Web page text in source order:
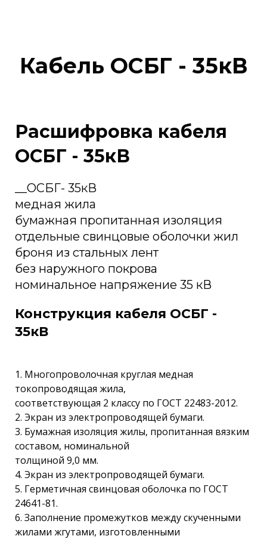
Кабель ОСБГ - 35кВ
Расшифровка кабеля
ОСБГ - 35кВ
__ОСБГ- 35кВ
медная жила
бумажная пропитанная изоляция
отдельные свинцовые оболочки жил
броня из стальных лент
без наружного покрова
номинальное напряжение 35 кВ
Конструкция кабеля ОСБГ -
35кВ
1. Многопроволочная круглая медная
токопроводящая жила,
соответствующая 2 классу по ГОСТ 22483-2012.
2. Экран из электропроводящей бумаги.
3. Бумажная изоляция жилы, пропитанная вязким
составом, номинальной
толщиной 9,0 мм.
4. Экран из электропроводящей бумаги.
5. Герметичная свинцовая оболочка по ГОСТ
24641-81.
6. Заполнение промежутков между скученными
жилами жгутами, изготовленными